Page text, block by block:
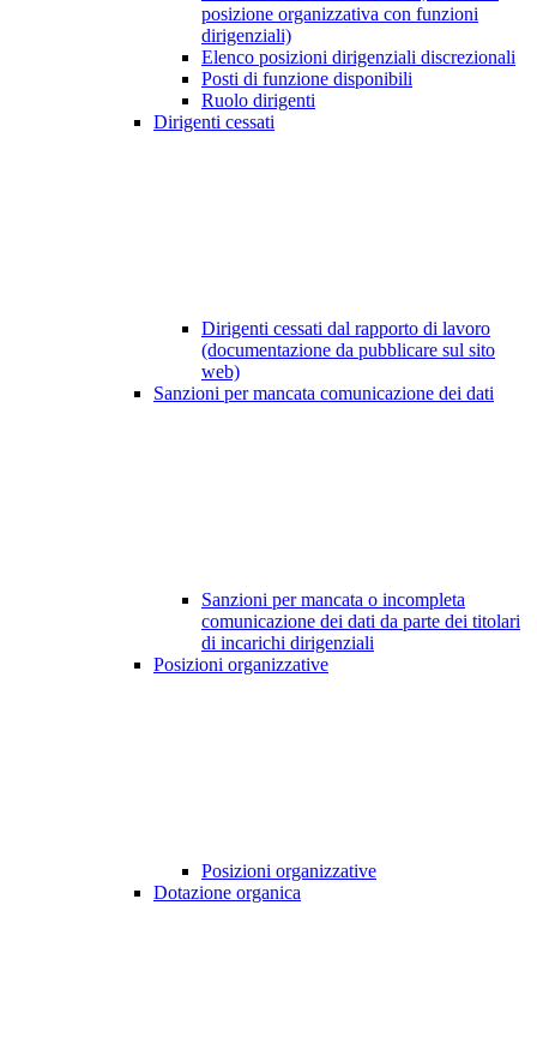
posizione organizzativa con funzioni
dirigenziali)
Elenco posizioni dirigenziali discrezionali
Posti di funzione disponibili
Ruolo dirigenti
Dirigenti cessati
Dirigenti cessati dal rapporto di lavoro
(documentazione da pubblicare sul sito
web)
Sanzioni per mancata comunicazione dei dati
Sanzioni per mancata o incompleta
comunicazione dei dati da parte dei titolari
di incarichi dirigenziali
Posizioni organizzative
Posizioni organizzative
Dotazione organica